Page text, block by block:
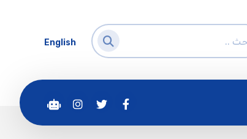
English